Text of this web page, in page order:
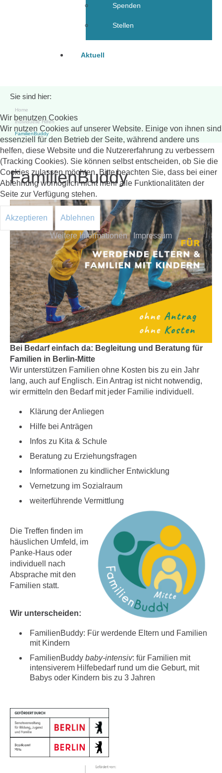
Spenden
Stellen
Aktuell
Sie sind hier:
Home
individuelle Hilfen
FamilienBuddy
FamilienBuddy
Bei Bedarf einfach da: Begleitung und Beratung für
Familien in Berlin-Mitte
Wir unterstützen Familien ohne Kosten bis zu ein Jahr
lang, auch auf Englisch. Ein Antrag ist nicht notwendig,
wir ermitteln den Bedarf mit jeder Familie individuell.
Klärung der Anliegen
Hilfe bei Anträgen
Infos zu Kita & Schule
Beratung zu Erziehungsfragen
Informationen zu kindlicher Entwicklung
Vernetzung im Sozialraum
weiterführende Vermittlung
Die Treffen finden im
häuslichen Umfeld, im
Panke-Haus oder
individuell nach
Absprache mit den
Familien statt.
Wir unterscheiden:
FamilienBuddy: Für werdende Eltern und Familien
mit Kindern
FamilienBuddy baby-intensiv: für Familien mit
intensiverem Hilfebedarf rund um die Geburt, mit
Babys oder Kindern bis zu 3 Jahren
Wir benutzen Cookies
Wir nutzen Cookies auf unserer Website. Einige von ihnen sind
essenziell für den Betrieb der Seite, während andere uns
helfen, diese Website und die Nutzererfahrung zu verbessern
(Tracking Cookies). Sie können selbst entscheiden, ob Sie die
Cookies zulassen möchten. Bitte beachten Sie, dass bei einer
Ablehnung womöglich nicht mehr alle Funktionalitäten der
Seite zur Verfügung stehen.
Akzeptieren Ablehnen
Weitere Informationen| Impressum